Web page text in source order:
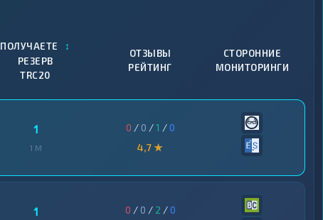
ПОЛУЧАЕТЕ ↕
РЕЗЕРВ
TRC20
ОТЗЫВЫ
РЕЙТИНГ
СТОРОННИЕ
МОНИТОРИНГИ
1
1 M
0 / 0 /1 /0
4,7 ★
1 0 / 0 / 2 /0